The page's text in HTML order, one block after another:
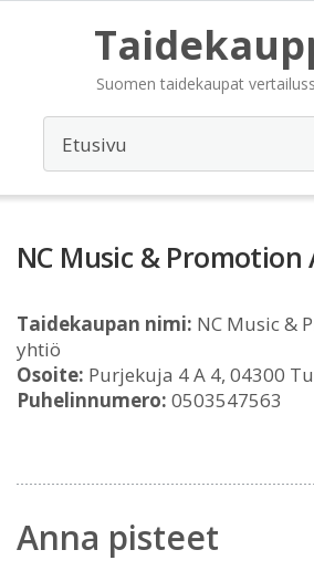
Suomen taidekaupat
NC Music &
Taidekaupan nimi: NC Music &
yhtiö
Osoite: Purjekuja 4 A 4, 04300
Puhelinnumero: 0503547563
Anna pisteet